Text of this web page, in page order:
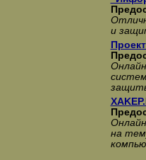
и
на